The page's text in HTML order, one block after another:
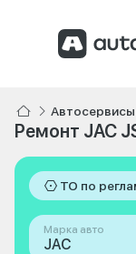
Автосервисы
Ремонт JAC
ТО по
Марка авто
JAC